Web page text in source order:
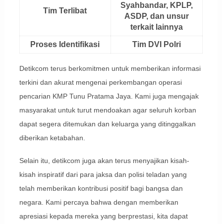
Tim Terlibat
Syahbandar, KPLP,
ASDP, dan unsur
terkait lainnya
Proses Identifikasi Tim DVI Polri
Detikcom terus berkomitmen untuk memberikan informasi
terkini dan akurat mengenai perkembangan operasi
pencarian KMP Tunu Pratama Jaya. Kami juga mengajak
masyarakat untuk turut mendoakan agar seluruh korban
dapat segera ditemukan dan keluarga yang ditinggalkan
diberikan ketabahan.
Selain itu, detikcom juga akan terus menyajikan kisah-
kisah inspiratif dari para jaksa dan polisi teladan yang
telah memberikan kontribusi positif bagi bangsa dan
negara. Kami percaya bahwa dengan memberikan
apresiasi kepada mereka yang berprestasi, kita dapat